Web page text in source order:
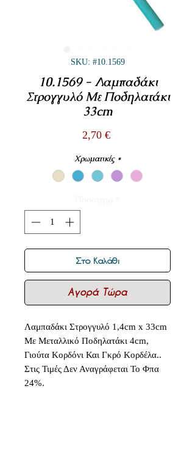
SKU: #10.1569
10.1569 - Λαμπαδάκι
Στρογγυλό Με Ποδηλατάκι
33cm
2,70 €Τιμή
Χρωματικές *
Στο Καλάθι
Αγορά Τώρα
Λαμπαδάκι Στρογγυλό 1,4cm x 33cm
Με Μεταλλικό Ποδηλατάκι 4cm,
Γιούτα Κορδόνι Και Γκρό Κορδέλα..
Στις Τιμές Δεν Αναγράφεται Το Φπα
24%.